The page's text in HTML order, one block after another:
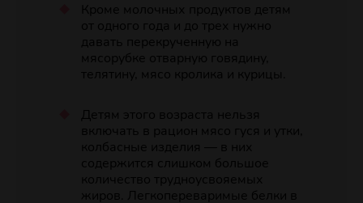
Кроме молочных продуктов детям
от одного года и до трех нужно
давать перекрученную на
мясорубке отварную говядину,
телятину, мясо кролика и курицы.
Детям этого возраста нельзя
включать в рацион мясо гуся и утки,
колбасные изделия — в них
содержится слишком большое
количество трудноусвояемых
жиров. Легкопереваримые белки в